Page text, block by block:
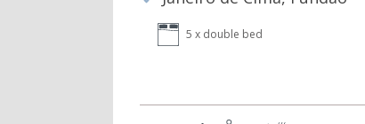
5 x double bed